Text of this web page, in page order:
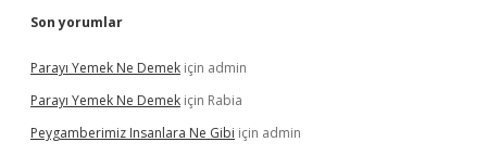
Son yorumlar
Parayı Yemek Ne Demek için admin
Parayı Yemek Ne Demek için Rabia
Peygamberimiz Insanlara Ne Gibi için admin